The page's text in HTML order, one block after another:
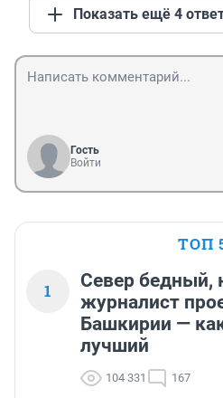
Показать ещё 4
Гость
Войти
ТОП
1
Север бедный,
журналист
Башкирии —
лучший
104 331 167